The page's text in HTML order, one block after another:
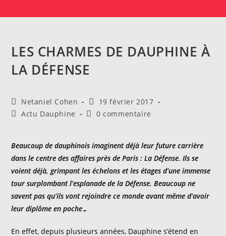
LES CHARMES DE DAUPHINE À
LA DÉFENSE
Auteur/autrice
de
Netaniel Cohen
Publication
publiée :
19 février 2017
PostActu Dauphine
Commentaires
publication :
0 commentaire
Beaucoup de dauphinois imaginent déjà leur future carrière
dans le centre des affaires près de Paris : La Défense. Ils se
voient déjà, grimpant les échelons et les étages d’une immense
tour surplombant l’esplanade de la Défense. Beaucoup ne
savent pas qu’ils vont rejoindre ce monde avant même d’avoir
leur diplôme en poche…
En effet, depuis plusieurs années, Dauphine s’étend en